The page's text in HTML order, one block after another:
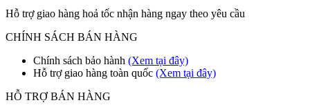
Hỗ trợ giao hàng hoả tốc nhận hàng ngay theo yêu cầu
CHÍNH SÁCH BÁN HÀNG
Chính sách bảo hành (Xem tại đây)
Hỗ trợ giao hàng toàn quốc (Xem tại đây)
HỖ TRỢ BÁN HÀNG